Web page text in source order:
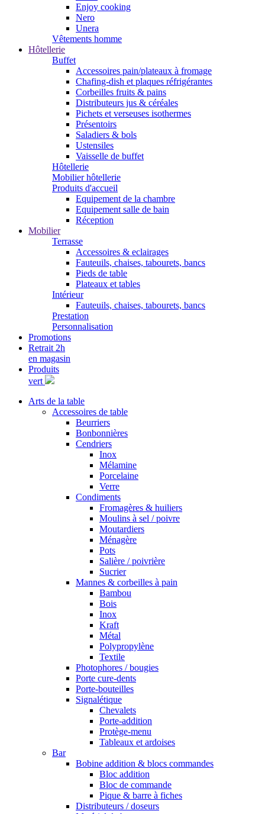
Enjoy cooking
Nero
Unera
Vêtements homme
Hôtellerie
Buffet
Accessoires pain/plateaux à fromage
Chafing-dish et plaques réfrigérantes
Corbeilles fruits & pains
Distributeurs jus & céréales
Pichets et verseuses isothermes
Présentoirs
Saladiers & bols
Ustensiles
Vaisselle de buffet
Hôtellerie
Mobilier hôtellerie
Produits d'accueil
Equipement de la chambre
Equipement salle de bain
Réception
Mobilier
Terrasse
Accessoires & eclairages
Fauteuils, chaises, tabourets, bancs
Pieds de table
Plateaux et tables
Intérieur
Fauteuils, chaises, tabourets, bancs
Prestation
Personnalisation
Promotions
Retrait 2h
en magasin
Produits
vert
Arts de la table
Accessoires de table
Beurriers
Bonbonnières
Cendriers
Inox
Mélamine
Porcelaine
Verre
Condiments
Fromagères & huiliers
Moulins à sel / poivre
Moutardiers
Ménagère
Pots
Salière / poivrière
Sucrier
Mannes & corbeilles à pain
Bambou
Bois
Inox
Kraft
Métal
Polypropylène
Textile
Photophores / bougies
Porte cure-dents
Porte-bouteilles
Signalétique
Chevalets
Porte-addition
Protège-menu
Tableaux et ardoises
Bar
Bobine addition & blocs commandes
Bloc addition
Bloc de commande
Pique & barre à fiches
Distributeurs / doseurs